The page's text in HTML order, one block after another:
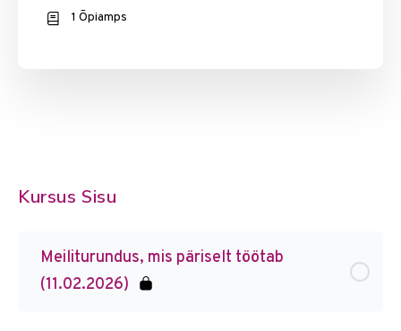
Kursus Sisu
Meiliturundus, mis päriselt töötab
(11.02.2026)
1 Õpiamps